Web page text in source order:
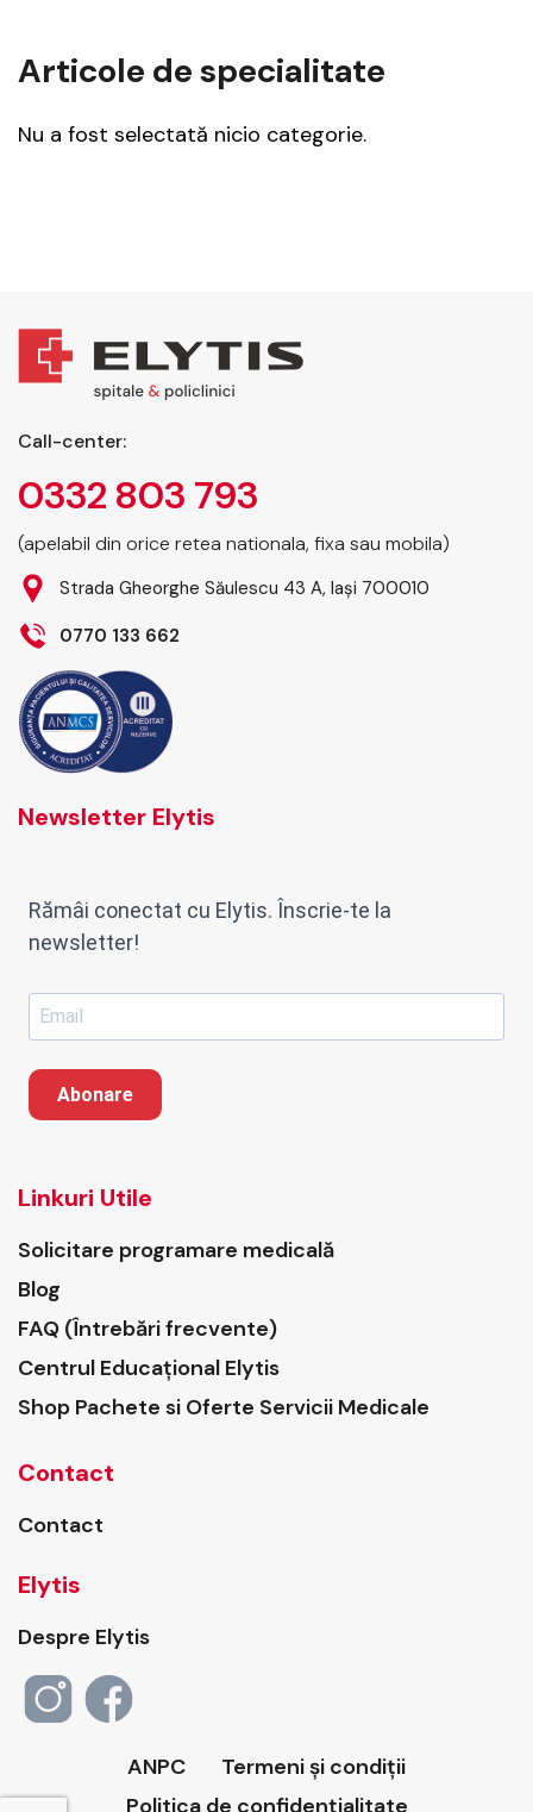
Articole de specialitate
Nu a fost selectată nicio categorie.
Call-center:
0332 803 793
(apelabil din orice retea nationala, fixa sau mobila)
Strada Gheorghe Săulescu 43 A, Iași 700010
0770 133 662
Newsletter Elytis
Rămâi conectat cu Elytis. Înscrie-te la
newsletter!
Abonare
Linkuri Utile
Solicitare programare medicală
Blog
FAQ (Întrebări frecvente)
Centrul Educațional Elytis
Shop Pachete si Oferte Servicii Medicale
Contact
Contact
Elytis
Despre Elytis
ANPC
Termeni și condiții
Politica de confidențialitate